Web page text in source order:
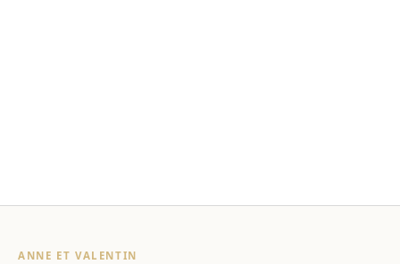
ANNE ET VALENTIN